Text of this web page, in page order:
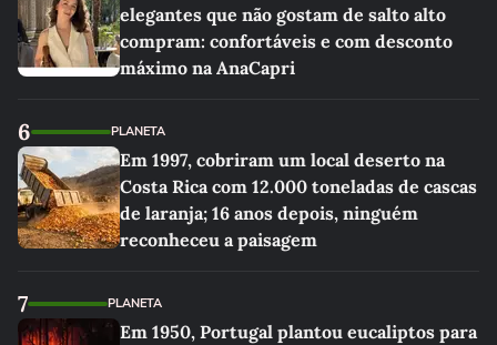
elegantes que não gostam de salto alto
compram: confortáveis e com desconto
máximo na AnaCapri
6 PLANETA
Em 1997, cobriram um local deserto na
Costa Rica com 12.000 toneladas de cascas
de laranja; 16 anos depois, ninguém
reconheceu a paisagem
7 PLANETA
Em 1950, Portugal plantou eucaliptos para